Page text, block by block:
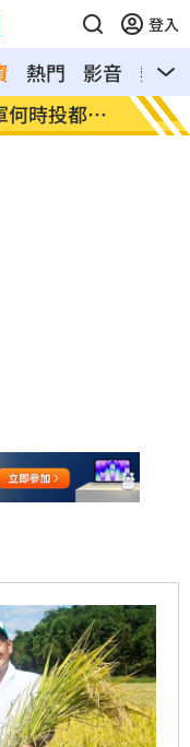
登入
熱門 影音
熱搜
彈要來了
美國
束